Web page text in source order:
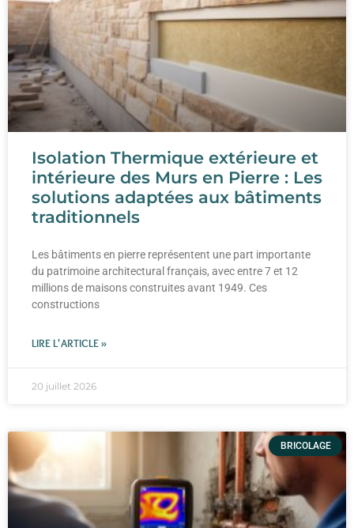
Isolation Thermique extérieure et
intérieure des Murs en Pierre : Les
solutions adaptées aux bâtiments
traditionnels
Les bâtiments en pierre représentent une part importante
du patrimoine architectural français, avec entre 7 et 12
millions de maisons construites avant 1949. Ces
constructions
LIRE L'ARTICLE »
20 juillet 2026
BRICOLAGE